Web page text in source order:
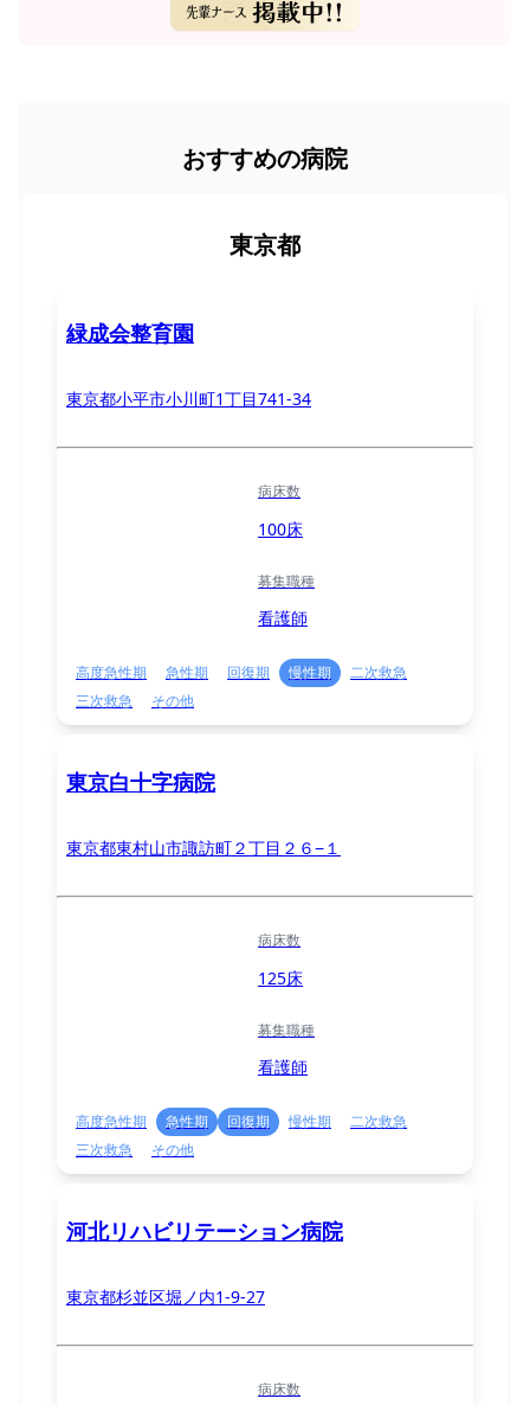
おすすめの病院
東京都
緑成会整育園
東京都小平市小川町1丁目741-34
病床数
100床
募集職種
看護師
高度急性期 急性期 回復期 慢性期
二次救急
三次救急
その他
東京白十字病院
東京都東村山市諏訪町２丁目２６−１
病床数
125床
募集職種
看護師
高度急性期 急性期 回復期 慢性期
二次救急
三次救急
その他
河北リハビリテーション病院
東京都杉並区堀ノ内1-9-27
病床数